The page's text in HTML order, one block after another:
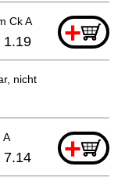
Ck A +
1.19
nicht bestellbar
A +
7.14